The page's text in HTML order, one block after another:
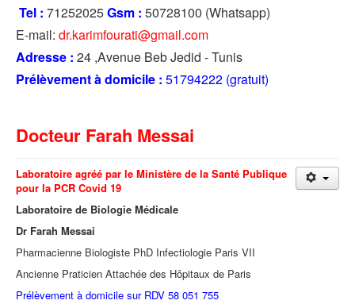
Tel : 71252025Gsm : 50728100 (Whatsapp)
E-mail: dr.karimfourati@gmail.com
Adresse : 24 ,Avenue Beb Jedid - Tunis
Prélèvement à domicile : 51794222 (gratuit)
Docteur Farah Messai
Laboratoire agréé par le Ministère de la Santé Publique
pour la PCR Covid 19
Laboratoire de Biologie Médicale
Dr Farah Messai
Pharmacienne Biologiste PhD Infectiologie Paris VII
Ancienne Praticien Attachée des Hôpitaux de Paris
Prélèvement à domicile sur RDV 58 051 755